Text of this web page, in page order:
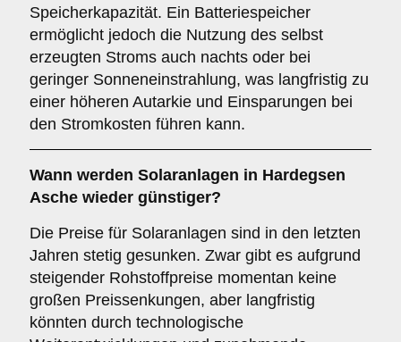
Speicherkapazität. Ein Batteriespeicher
ermöglicht jedoch die Nutzung des selbst
erzeugten Stroms auch nachts oder bei
geringer Sonneneinstrahlung, was langfristig zu
einer höheren Autarkie und Einsparungen bei
den Stromkosten führen kann.
Wann werden Solaranlagen in Hardegsen
Asche wieder günstiger?
Die Preise für Solaranlagen sind in den letzten
Jahren stetig gesunken. Zwar gibt es aufgrund
steigender Rohstoffpreise momentan keine
großen Preissenkungen, aber langfristig
könnten durch technologische